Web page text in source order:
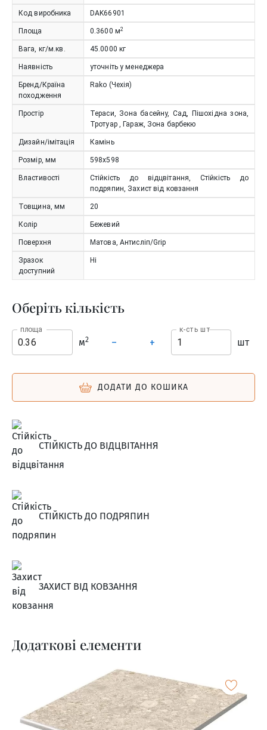
Код виробника DAK66901
Площа 0.3600 м2
Вага, кг/м.кв. 45.0000 кг
Наявність уточніть у менеджера
Бренд/Країна
походження
Rako (Чехія)
Простір
Тераси, Зона басейну, Сад, Пішохідна зона,
Тротуар , Гараж, Зона барбекю
Дизайн/імітація Камінь
Розмір, мм 598x598
Властивості
Стійкість до відцвітання, Стійкість до
подряпин, Захист від ковзання
Товщина, мм 20
Колір Бежевий
Поверхня Матова, Антисліп/Grip
Зразок
доступний
Ні
Оберіть кількість
площа
м2 – +
к-сть шт
шт
ДОДАТИ ДО КОШИКА
СТІЙКІСТЬ ДО ВІДЦВІТАННЯ
СТІЙКІСТЬ ДО ПОДРЯПИН
ЗАХИСТ ВІД КОВЗАННЯ
Додаткові елементи